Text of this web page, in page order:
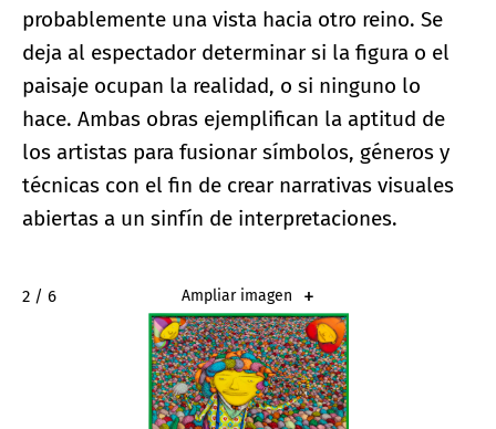
probablemente una vista hacia otro reino. Se
deja al espectador determinar si la figura o el
paisaje ocupan la realidad, o si ninguno lo
hace. Ambas obras ejemplifican la aptitud de
los artistas para fusionar símbolos, géneros y
técnicas con el fin de crear narrativas visuales
abiertas a un sinfín de interpretaciones.
2 / 6 Ampliar imagen